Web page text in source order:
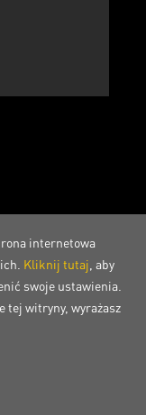
internetowa
Kliknij tutaj , aby
swoje ustawienia.
tej witryny, wyrażasz